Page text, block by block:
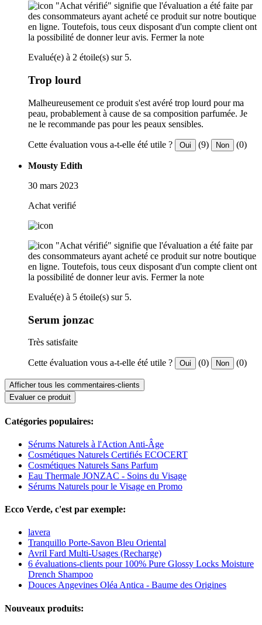
"Achat vérifié" signifie que l'évaluation a été faite par
des consommateurs ayant acheté ce produit sur notre boutique
en ligne. Toutefois, tous ceux disposant d'un compte client ont
la possibilité de donner leur avis. Fermer la note
Evalué(e) à 2 étoile(s) sur 5.
Trop lourd
Malheureusement ce produit s'est avéré trop lourd pour ma
peau, probablement à cause de sa composition parfumée. Je
ne le recommande pas pour les peaux sensibles.
Cette évaluation vous a-t-elle été utile ? Oui (9) Non (0)
Mousty Edith
30 mars 2023
Achat verifié
"Achat vérifié" signifie que l'évaluation a été faite par
des consommateurs ayant acheté ce produit sur notre boutique
en ligne. Toutefois, tous ceux disposant d'un compte client ont
la possibilité de donner leur avis. Fermer la note
Evalué(e) à 5 étoile(s) sur 5.
Serum jonzac
Très satisfaite
Cette évaluation vous a-t-elle été utile ? Oui (0) Non (0)
Afficher tous les commentaires-clients
Evaluer ce produit
Catégories populaires:
Sérums Naturels à l'Action Anti-Âge
Cosmétiques Naturels Certifiés ECOCERT
Cosmétiques Naturels Sans Parfum
Eau Thermale JONZAC - Soins du Visage
Sérums Naturels pour le Visage en Promo
Ecco Verde, c'est par exemple:
lavera
Tranquillo Porte-Savon Bleu Oriental
Avril Fard Multi-Usages (Recharge)
6 évaluations-clients pour 100% Pure Glossy Locks Moisture
Drench Shampoo
Douces Angevines Oléa Antica - Baume des Origines
Nouveaux produits: